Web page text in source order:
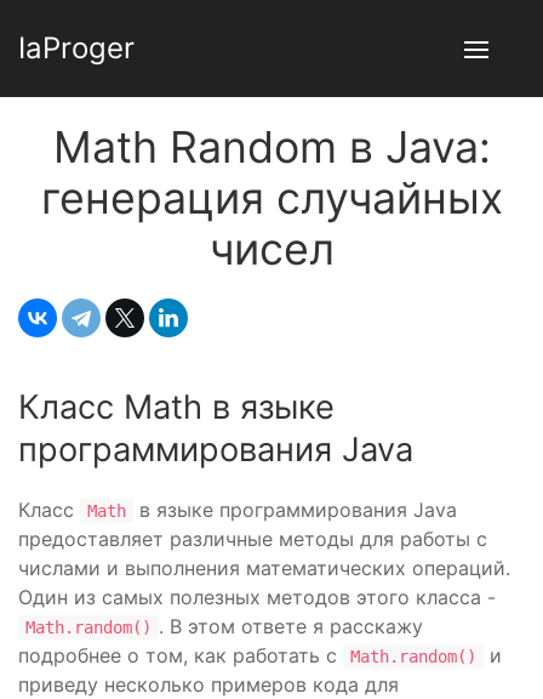
IaProger
Math Random в Java:
генерация случайных
чисел
Класс Math в языке
программирования Java
Класс Math
в языке программирования Java
предоставляет различные методы для работы с
числами и выполнения математических операций.
Один из самых полезных методов этого класса -
Math.random() . В этом ответе я расскажу
подробнее о том, как работать с
Math.random()
и
приведу несколько примеров кода для